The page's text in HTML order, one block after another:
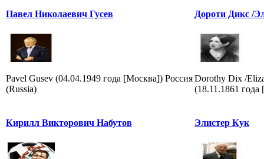
Павел Николаевич Гусев
Pavel Gusev (04.04.1949 года [Москва]) Россия
(Russia)
Дороти Дикс /
Dorothy Dix /
(18.11.1861
Кирилл Викторович Набутов Элистер Кук